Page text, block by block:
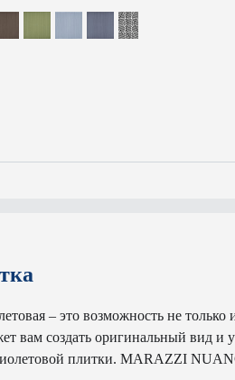
– это возможность не
вам создать оригинальный вид и
плитки. MARAZZI